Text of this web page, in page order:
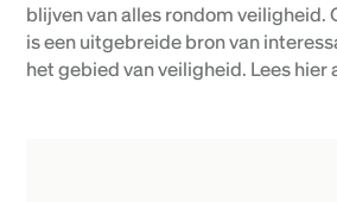
blijven van alles rondom veiligheid.
is een uitgebreide bron van
het gebied van veiligheid. Lees hier